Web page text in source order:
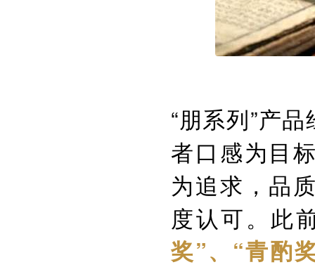
“朋系列”产
者口感为目
为追求，品
度认可。此
奖”、“青酌